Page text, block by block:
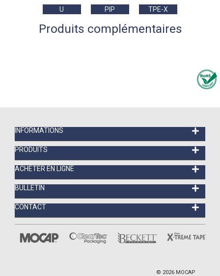
U PIP TPE-X
Produits complémentaires
INFORMATIONS
PRODUITS
ACHETER EN LIGNE
BULLETIN
CONTACT
© 2026 MOCAP